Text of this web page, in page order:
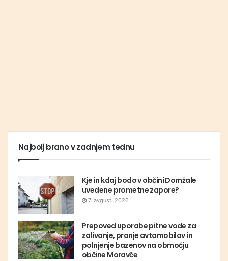
Najbolj brano v zadnjem tednu
Kje in kdaj bodo v občini Domžale
uvedene prometne zapore?
7. avgust, 2026
Prepoved uporabe pitne vode za
zalivanje, pranje avtomobilov in
polnjenje bazenov na območju
občine Moravče